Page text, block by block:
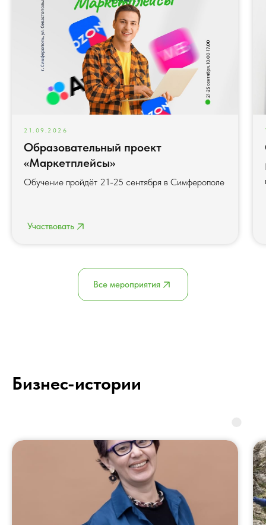
21.09.2026
Образовательный проект
«Маркетплейсы»
Обучение пройдёт 21-25 сентября в Симферополе
Участвовать
Все мероприятия
Бизнес-истории